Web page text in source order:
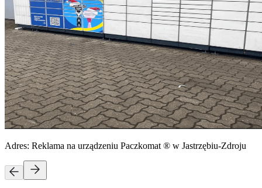
Adres: Reklama na urządzeniu Paczkomat ® w Jastrzębiu-Zdroju